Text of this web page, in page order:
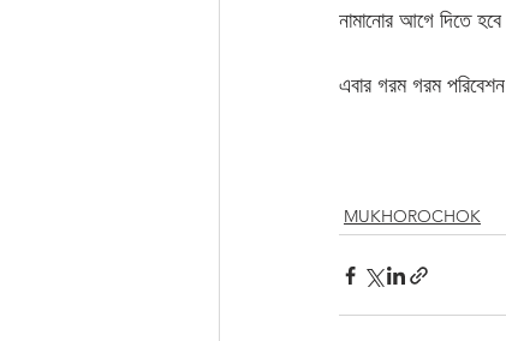
নামানোর আগে দিতে
এবার গরম গরম
MUKHOROCHOK